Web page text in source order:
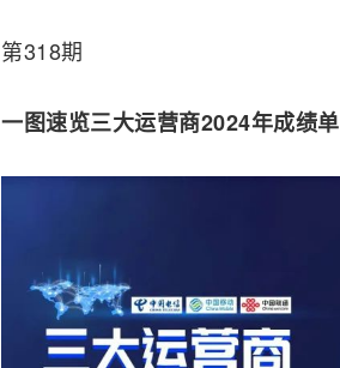
第318期
一图速览三大运营商2024年成绩单